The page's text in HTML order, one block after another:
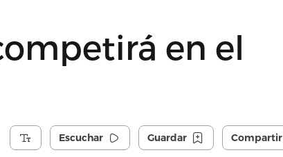
en el
Escuchar Guardar Compartir